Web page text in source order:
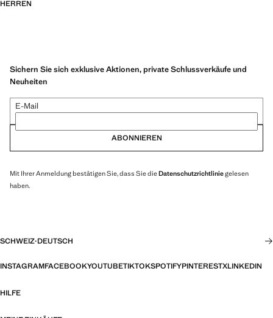
HERREN
Sichern Sie sich exklusive Aktionen, private Schlussverkäufe und
Neuheiten
E-Mail
ABONNIEREN
Mit Ihrer Anmeldung bestätigen Sie, dass Sie dieDatenschutzrichtliniegelesen
haben.
SCHWEIZ·DEUTSCH
INSTAGRAMFACEBOOKYOUTUBETIKTOKSPOTIFYPINTERESTXLINKEDIN
HILFE